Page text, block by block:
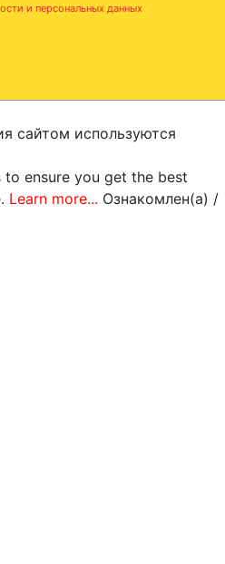
и персональных данных
сайтом используются
ensure you get the best
Learn more... Ознакомлен(а) /